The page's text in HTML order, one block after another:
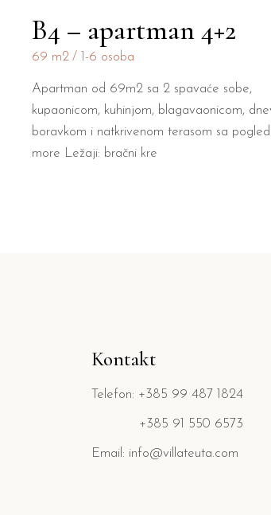
B4 – apartman 4+2
69 m2 1-6 osoba
Apartman od 69m2 sa 2 spavaće sobe,
kupaonicom, kuhinjom, blagavaonicom,
boravkom i natkrivenom terasom sa
more Ležaji: bračni kre
Kontakt
Telefon: +385 99 487 1824
+385 91 550 6573
Email: info@villateuta.com